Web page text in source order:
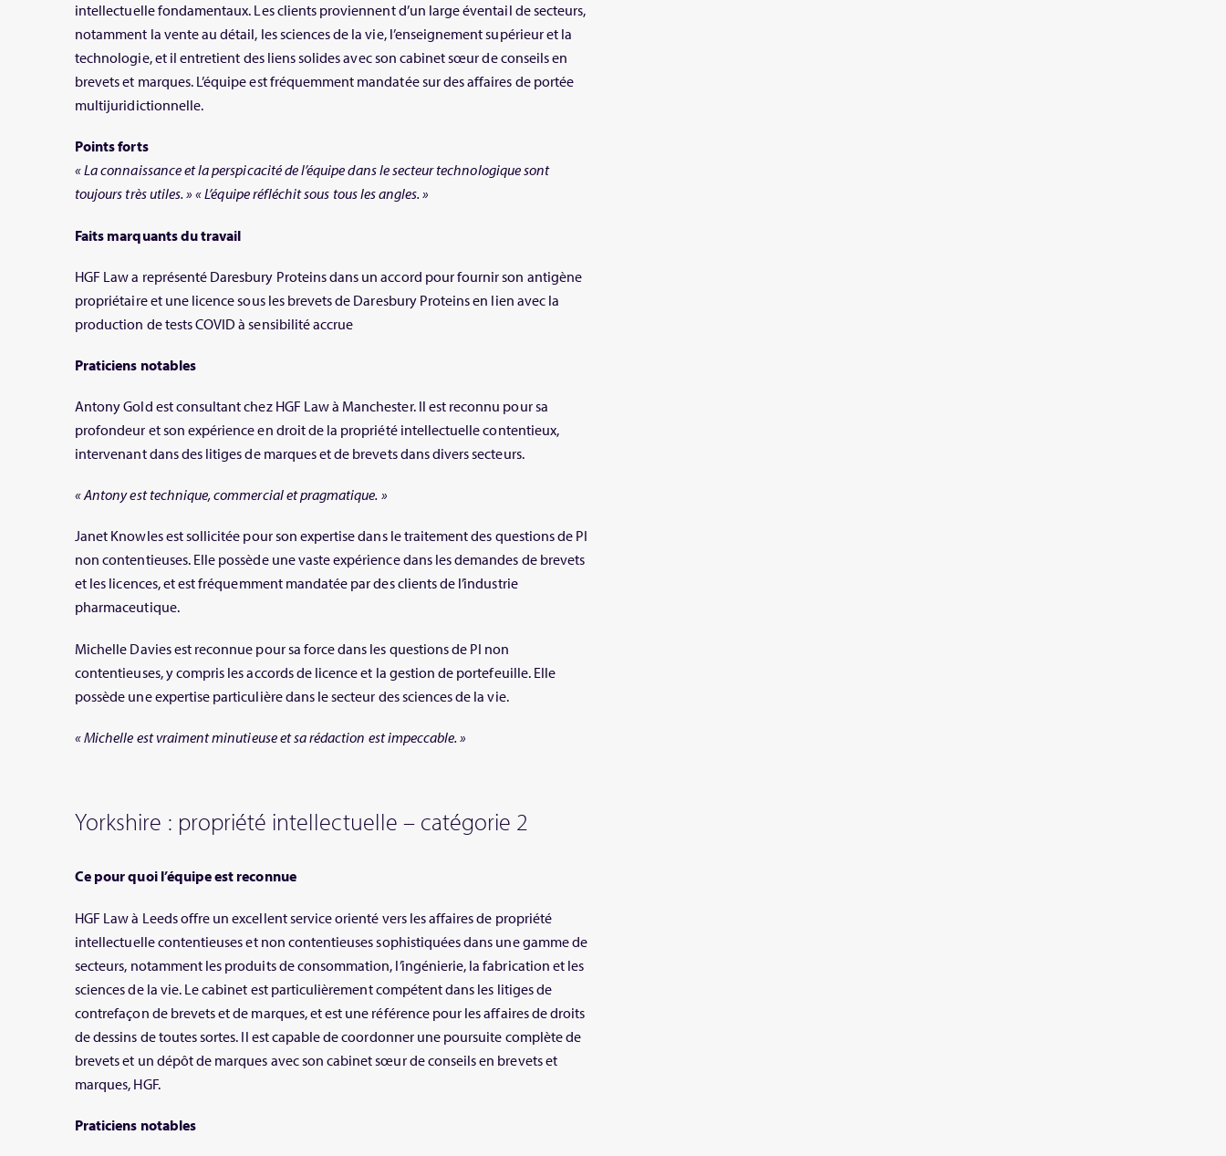
intellectuelle fondamentaux. Les clients proviennent d’un large éventail de secteurs,
notamment la vente au détail, les sciences de la vie, l’enseignement supérieur et la
technologie, et il entretient des liens solides avec son cabinet sœur de conseils en
brevets et marques. L’équipe est fréquemment mandatée sur des affaires de portée
multijuridictionnelle.
Points forts
« La connaissance et la perspicacité de l’équipe dans le secteur technologique sont
toujours très utiles. » « L’équipe réfléchit sous tous les angles. »
Faits marquants du travail
HGF Law a représenté Daresbury Proteins dans un accord pour fournir son antigène
propriétaire et une licence sous les brevets de Daresbury Proteins en lien avec la
production de tests COVID à sensibilité accrue
Praticiens notables
Antony Gold est consultant chez HGF Law à Manchester. Il est reconnu pour sa
profondeur et son expérience en droit de la propriété intellectuelle contentieux,
intervenant dans des litiges de marques et de brevets dans divers secteurs.
« Antony est technique, commercial et pragmatique. »
Janet Knowles est sollicitée pour son expertise dans le traitement des questions de PI
non contentieuses. Elle possède une vaste expérience dans les demandes de brevets
et les licences, et est fréquemment mandatée par des clients de l’industrie
pharmaceutique.
Michelle Davies est reconnue pour sa force dans les questions de PI non
contentieuses, y compris les accords de licence et la gestion de portefeuille. Elle
possède une expertise particulière dans le secteur des sciences de la vie.
« Michelle est vraiment minutieuse et sa rédaction est impeccable. »
Yorkshire : propriété intellectuelle – catégorie 2
Ce pour quoi l’équipe est reconnue
HGF Law à Leeds offre un excellent service orienté vers les affaires de propriété
intellectuelle contentieuses et non contentieuses sophistiquées dans une gamme de
secteurs, notamment les produits de consommation, l’ingénierie, la fabrication et les
sciences de la vie. Le cabinet est particulièrement compétent dans les litiges de
contrefaçon de brevets et de marques, et est une référence pour les affaires de droits
de dessins de toutes sortes. Il est capable de coordonner une poursuite complète de
brevets et un dépôt de marques avec son cabinet sœur de conseils en brevets et
marques, HGF.
Praticiens notables